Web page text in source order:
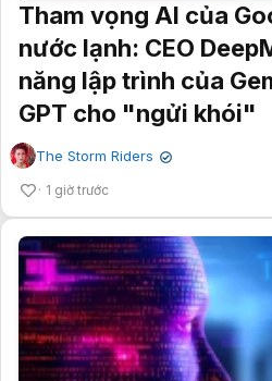
Tham vọng AI của
nước lạnh: CEO
năng lập trình của
GPT cho "ngửi khói"
The Storm Riders ✔
1 giờ trước